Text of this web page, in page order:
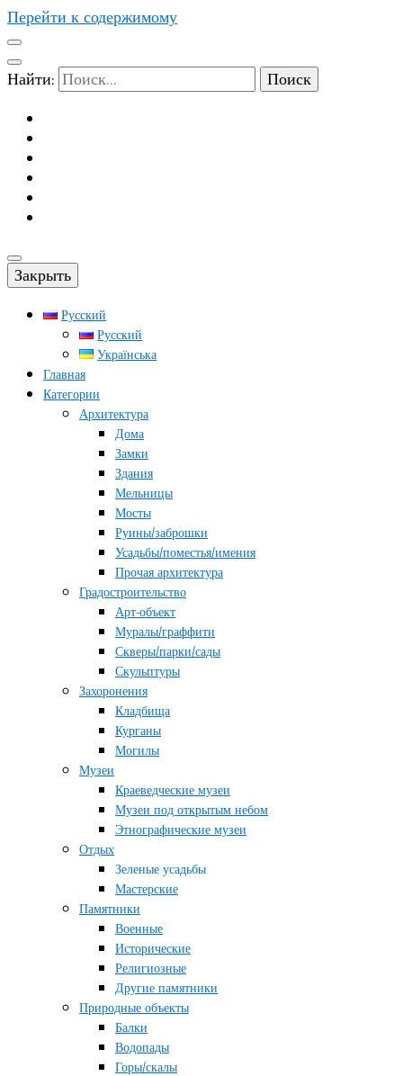
Перейти к содержимому
Найти:
Закрыть
Русский
Русский
Українська
Главная
Категории
Архитектура
Дома
Замки
Здания
Мельницы
Мосты
Руины/заброшки
Усадьбы/поместья/имения
Прочая архитектура
Градостроительство
Арт-объект
Муралы/граффити
Скверы/парки/сады
Скульптуры
Захоронения
Кладбища
Курганы
Могилы
Музеи
Краеведческие музеи
Музеи под открытым небом
Этнографические музеи
Отдых
Зеленые усадьбы
Мастерские
Памятники
Военные
Исторические
Религиозные
Другие памятники
Природные объекты
Балки
Водопады
Горы/скалы